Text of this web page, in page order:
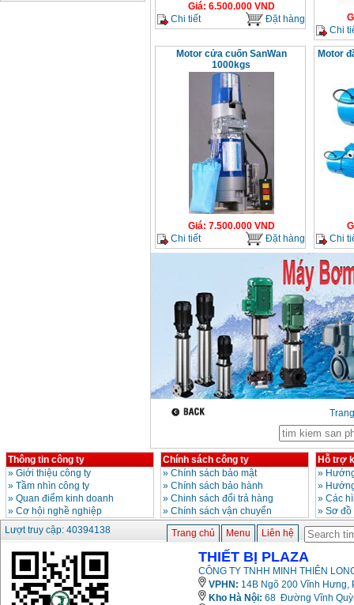
Động cơ xăng Honda
GX160 (5.5HP)
Giá:7200000VND
Máy mài 100mm
Makita 9553B (710W)
Giá
1296000
Giá: 6.500.000VND
Chi tiết
Đặt hàng
Chi
Motor cửa cuốn SanWan
1000kgs
Giá: 7.500.000VND
Chi tiết
Đặt hàng
Motor
Chi
Thông tin công ty
» Giới thiệu công ty
» Tầm nhìn công ty
» Quan điểm kinh doanh
» Cơ hội nghề nghiệp
Chính sách công ty
» Chính sách bảo mật
» Chính sách bảo hành
» Chinh sách đổi trả hàng
» Chính sách vận chuyển
Hỗ trợ
»
»
» Các
» Sơ
Lượt truy cập: 40394138
Trang chủ Menu Liên hệ
THIẾT BỊ PLAZA
CÔNG TY TNHH MINH THIÊN
VPHN: 14B Ngõ 200 Vĩnh Hưng,
Kho Hà Nội: 68 Đường Vĩnh